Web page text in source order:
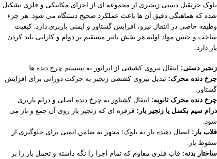
بلوک جرثقیل دستی زنجیری از مجموعه‌ ای از اجزای مکانیکی و فلزی تشکیل
شده که هماهنگی دقیق آن‌ ها باعث عملکرد صحیح دستگاه می‌ شود. هر جزء
وظیفه خاصی در انتقال نیرو، افزایش گشتاور و ایمنی باربری دارد. کیفیت
ساخت و جنس مواد اولیه هر بخش تاثیر مستقیم بر دوام و کارایی بلند کردن
بار دارد.
زنجیر دستی: انتقال نیروی کششی از اپراتور به سیستم چرخ‌ دنده‌ ها.
چرخ دنده محرک: تبدیل نیروی کششی زنجیر به حرکت دورانی برای افزایش
گشتاور.
چرخ دنده محرک ثانویه: انتقال گشتاور به چرخ دنده اصلی و درام باربری.
درام سیم بکسل یا زنجیر بار: قرقره‌ ای که زنجیر بار روی آن جمع و باز می‌
شود.
قلاب بار: اتصال دهنده بار به بلوک؛ مجهز به ضامن ایمنی برای جلوگیری از
سقوط بار.
ساختار بدنه: قاب فلزی مقاوم که تمام اجزا را نگه داشته و تحمل بار را بر